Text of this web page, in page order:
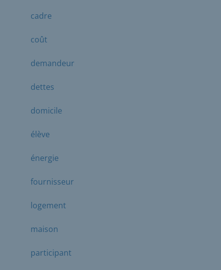
cadre
coût
demandeur
dettes
domicile
élève
énergie
fournisseur
logement
maison
participant